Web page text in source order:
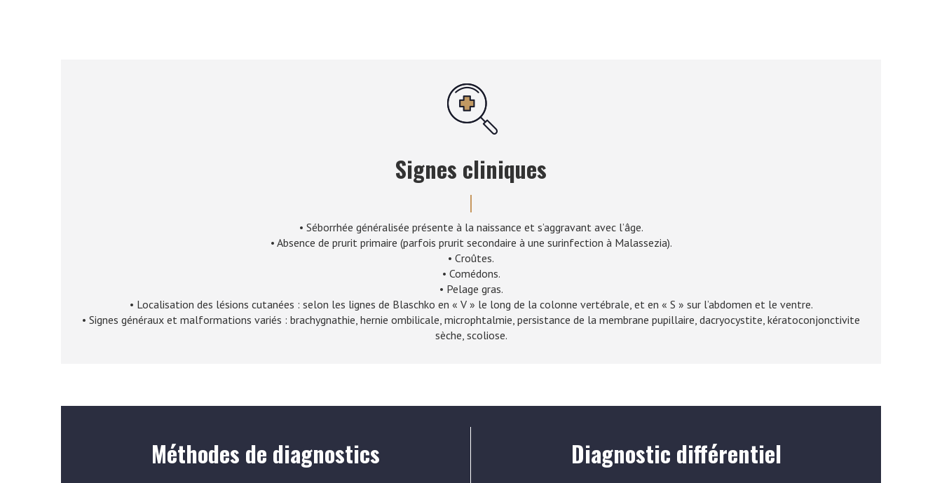
Signes cliniques
• Séborrhée généralisée présente à la naissance et s’aggravant avec l’âge.
• Absence de prurit primaire (parfois prurit secondaire à une surinfection à Malassezia).
• Croûtes.
• Comédons.
• Pelage gras.
• Localisation des lésions cutanées : selon les lignes de Blaschko en « V » le long de la colonne vertébrale, et en « S » sur l’abdomen et le ventre.
• Signes généraux et malformations variés : brachygnathie, hernie ombilicale, microphtalmie, persistance de la membrane pupillaire, dacryocystite, kératoconjonctivite
sèche, scoliose.
Méthodes de diagnostics Diagnostic différentiel